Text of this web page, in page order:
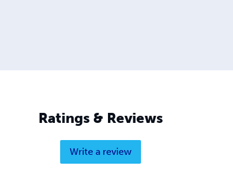
Ratings & Reviews
Write a review